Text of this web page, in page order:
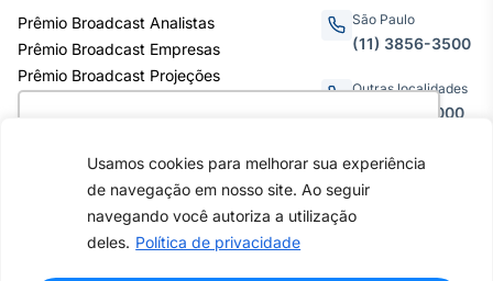
como você interage em nosso site e
personalizar conteúdo. Ao utilizar este site, você
concorda com o uso de cookies.
Usamos cookies para melhorar sua experiência
de navegação em nosso site. Ao seguir
navegando você autoriza a utilização
deles. Política de privacidade
Prêmio Broadcast Analistas
Prêmio Broadcast Empresas
Prêmio Broadcast Projeções
São Paulo
(11) 3856-3500
Outras localidades
0800.011.3000
Av. Eng. Caetano Álvares, 55 - 3º e
6º andar, Bairro do Limão, São
Paulo / SP, CEP 02598-900 -